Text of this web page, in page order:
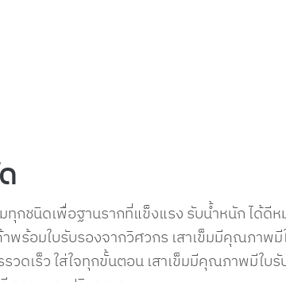
ทุกชนิดเพื่อฐานรากที่แข็งแรง รับน้ำหนัก ได้
พร้อมใบรับรองจากวิศวกร เสาเข็มมีคุณภา
วดเร็ว ใส่ใจทุกขั้นตอน เสาเข็มมีคุณภาพมีใบ